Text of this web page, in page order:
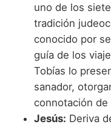
uno de los
tradición
conocido por
guía de los
Tobías lo
sanador,
connotación de
Jesús: Deriva